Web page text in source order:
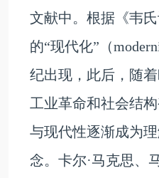
文献中。根据《韦
的“现代化”（
纪出现，此后，随
工业革命和社会结
与现代性逐渐成为
念。卡尔·马克思、